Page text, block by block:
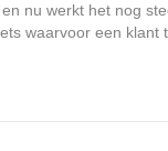
nu werkt het nog
waarvoor een klant